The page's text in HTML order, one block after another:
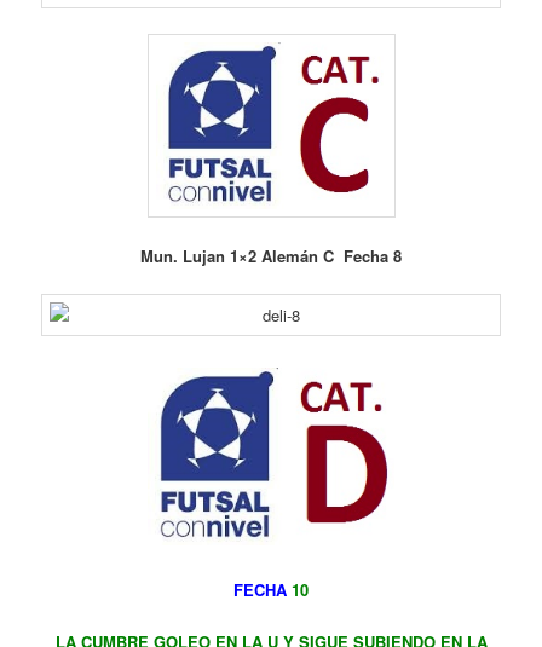
Mun. Lujan 1×2 Alemán C Fecha 8
FECHA 10
LA CUMBRE GOLEO EN LA U Y SIGUE SUBIENDO EN LA